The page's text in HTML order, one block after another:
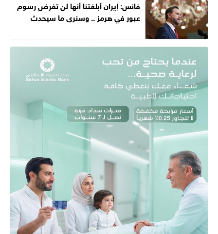
فانس: إيران أبلغتنا أنها لن تفرض رسوم
عبور في هرمز .. وسنرى ما سيحدث